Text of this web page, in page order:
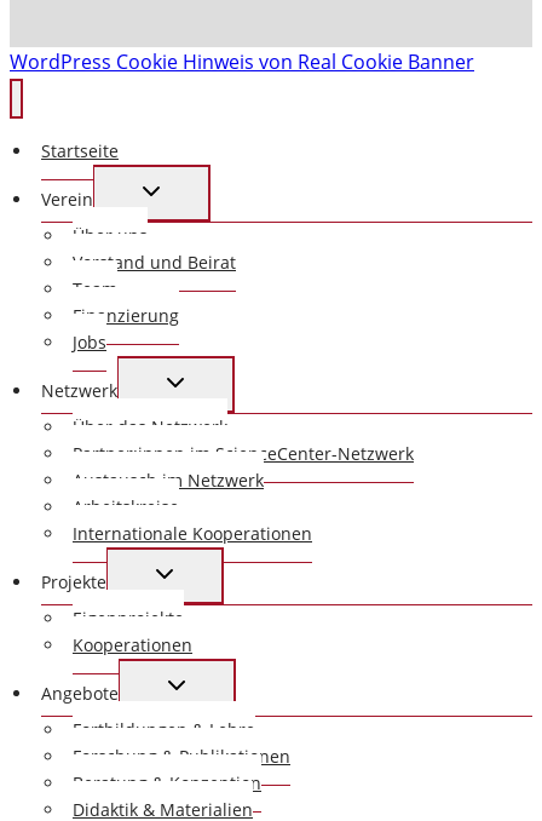
WordPress Cookie Hinweis von Real Cookie Banner
Startseite
Verein
UNTERMENÜ
Über uns
Vorstand und Beirat
Team
Finanzierung
Jobs
Netzwerk
UNTERMENÜ
Über das Netzwerk
Partner:innen im ScienceCenter-Netzwerk
Austausch im Netzwerk
Arbeitskreise
Internationale Kooperationen
Projekte
UNTERMENÜ
Eigenprojekte
Kooperationen
Angebote
UNTERMENÜ
UMSCHALTEN
Fortbildungen & Lehre
Forschung & Publikationen
Beratung & Konzeption
Didaktik & Materialien